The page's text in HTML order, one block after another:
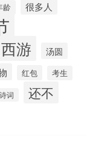
龄 很多人
游 汤圆
红包
考生
诗词 还不